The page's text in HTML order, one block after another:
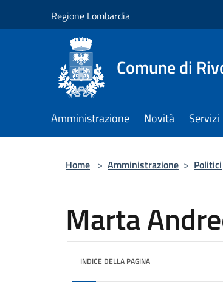
Regione Lombardia
Comune di
Amministrazione Novità Servizi
Home > Amministrazione > Politici
Marta
INDICE DELLA PAGINA